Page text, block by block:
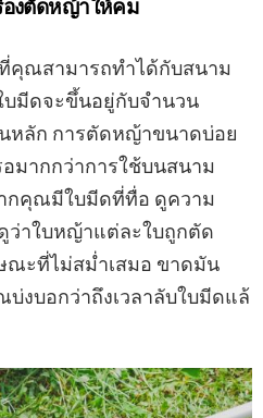
องตัดหญ้าให้คม
คุณสามารถทำได้กับสนาม
มีดจะขึ้นอยู่กับจำนวน
หลัก การตัดหญ้าขนาดบ่อย
มากกว่าการใช้บนสนาม
กคุณมีใบมีดที่ทื่อ ดูความ
ว่าใบหญ้าแต่ละใบถูกตัด
ณะที่ไม่สม่ำเสมอ ขาดมัน
งบอกว่าถึงเวลาลับใบมีดแล้